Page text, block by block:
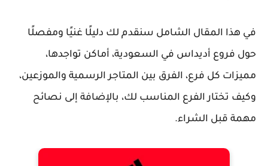
في هذا المقال الشامل سنقدم لك دليلًا غنيًا ومفصلًا
حول فروع أديداس في السعودية، أماكن تواجدها،
مميزات كل فرع، الفرق بين المتاجر الرسمية والموزعين،
وكيف تختار الفرع المناسب لك، بالإضافة إلى نصائح
مهمة قبل الشراء.